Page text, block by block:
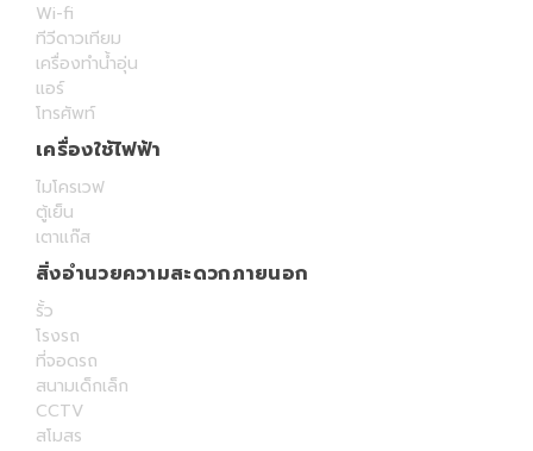
Wi-fi
ทีวีดาวเทียม
เครื่องทำน้ำอุ่น
แอร์
โทรศัพท์
เครื่องใช้ไฟฟ้า
ไมโครเวฟ
ตู้เย็น
เตาแก๊ส
สิ่งอำนวยความสะดวกภายนอก
รั้ว
โรงรถ
ที่จอดรถ
สนามเด็กเล็ก
CCTV
สโมสร